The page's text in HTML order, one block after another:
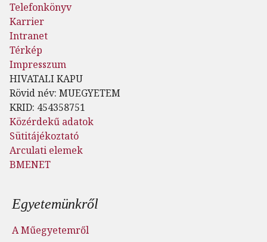
Telefonkönyv
Karrier
Intranet
Térkép
Impresszum
HIVATALI KAPU
Rövid név: MUEGYETEM
KRID: 454358751
Közérdekű adatok
Sütitájékoztató
Arculati elemek
BMENET
Lábléc menü
Egyetemünkről
A Műegyetemről